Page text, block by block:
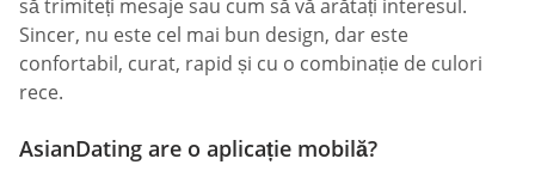
să trimiteți mesaje sau cum să vă arătați interesul.
Sincer, nu este cel mai bun design, dar este
confortabil, curat, rapid și cu o combinație de culori
rece.
AsianDating are o aplicație mobilă?